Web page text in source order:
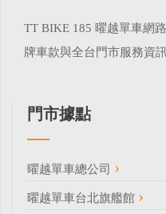
TT BIKE 185 曜越單車網
牌車款與全台門市服務資訊
門市據點
曜越單車總公司
曜越單車台北旗艦館